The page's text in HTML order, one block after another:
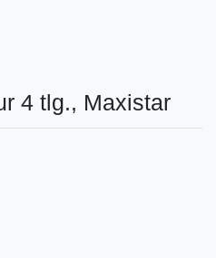
4 tlg., Maxistar